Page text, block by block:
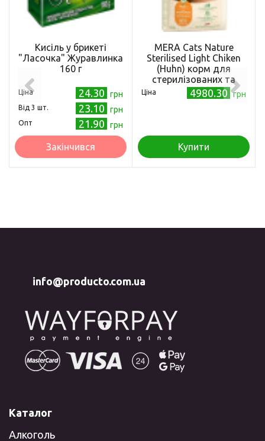
Кисіль у брикеті
"Ласочка" Журавлинка
160 г
Ціна 24.30 грн
Від 3 шт. 23.10 грн
Опт 21.90 грн
Закінчився
MERA Cats Nature
Sterilised Light Chiken
(Huhn) корм для
стерилізованих та
кастрованих котів з
куркою, 10кг
Ціна 4980.30 грн
Купити
info@producto.com.ua
Каталог
Алкоголь